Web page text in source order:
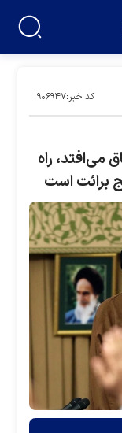
کد خبر:۹۰۶۹۴۷
می‌افتد، راه
برائت است